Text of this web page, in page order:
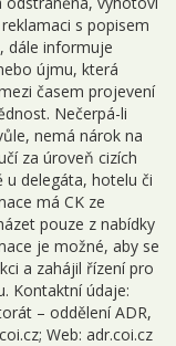
s popisem
dále informuje
újmu, která
časem projevení
Nečerpá-li
nemá nárok na
za úroveň cizích
u delegáta, hotelu či
má CK ze
pouze z nabídky
je možné, aby se
a zahájil řízení pro
Kontaktní údaje:
– oddělení ADR,
Web: adr.coi.cz